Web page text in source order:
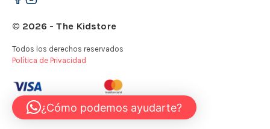
© 2026 - The Kidstore
Todos los derechos reservados
Política de Privacidad
¿Cómo podemos ayudarte?